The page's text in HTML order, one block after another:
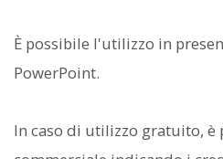
È possibile l'utilizzo in
PowerPoint.
In caso di utilizzo gratuito, è